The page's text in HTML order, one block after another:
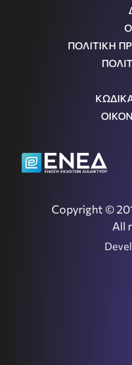
ΠΟΛΙΤΙΚΗ
Copyright ©
All